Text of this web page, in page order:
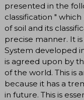
presented in the
classification "
of soil and its
precise manner. It
System developed
is agreed upon by
of the world. This is
because it has a
in future. This is